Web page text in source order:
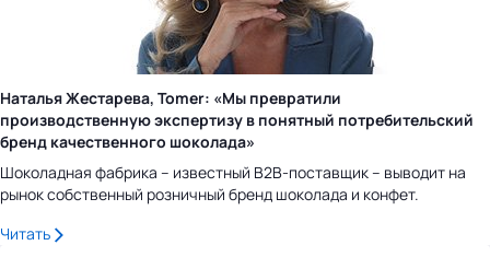
Наталья Жестарева, Tomer: «Мы превратили
производственную экспертизу в понятный потребительский
бренд качественного шоколада»
Шоколадная фабрика – известный B2B-поставщик – выводит на
рынок собственный розничный бренд шоколада и конфет.
Читать